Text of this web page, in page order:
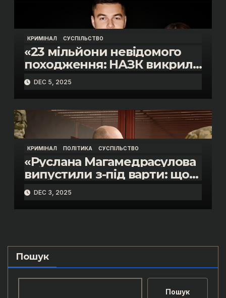
КРИМІНАЛ СУСПІЛЬСТВО
«23 мільйони невідомого
походження: НАЗК викрило
розкішне життя інспектора
митниці “Тиса” Василя
Пупени»
DEC 5, 2025
КРИМІНАЛ ПОЛІТИКА СУСПІЛЬСТВО
«Руслана Магамедрасулова
випустили з-під варти: що
відбувалось у залі суду»
DEC 3, 2025
Пошук
Пошук